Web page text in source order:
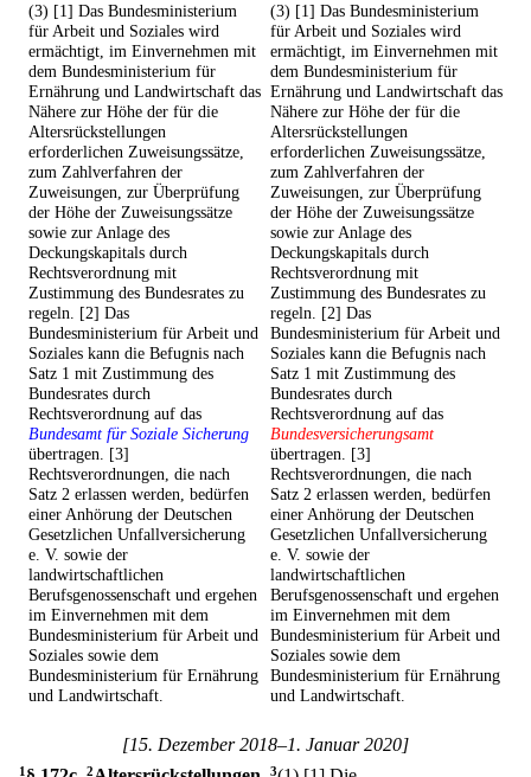
(3) [1] Das Bundesministerium
für Arbeit und Soziales wird
ermächtigt, im Einvernehmen mit
dem Bundesministerium für
Ernährung und Landwirtschaft das
Nähere zur Höhe der für die
Altersrückstellungen
erforderlichen Zuweisungssätze,
zum Zahlverfahren der
Zuweisungen, zur Überprüfung
der Höhe der Zuweisungssätze
sowie zur Anlage des
Deckungskapitals durch
Rechtsverordnung mit
Zustimmung des Bundesrates zu
regeln. [2] Das
Bundesministerium für Arbeit und
Soziales kann die Befugnis nach
Satz 1 mit Zustimmung des
Bundesrates durch
Rechtsverordnung auf das
Bundesamt für Soziale Sicherung
übertragen. [3]
Rechtsverordnungen, die nach
Satz 2 erlassen werden, bedürfen
einer Anhörung der Deutschen
Gesetzlichen Unfallversicherung
e. V. sowie der
landwirtschaftlichen
Berufsgenossenschaft und ergehen
im Einvernehmen mit dem
Bundesministerium für Arbeit und
Soziales sowie dem
Bundesministerium für Ernährung
und Landwirtschaft.
(3) [1] Das Bundesministerium
für Arbeit und Soziales wird
ermächtigt, im Einvernehmen mit
dem Bundesministerium für
Ernährung und Landwirtschaft das
Nähere zur Höhe der für die
Altersrückstellungen
erforderlichen Zuweisungssätze,
zum Zahlverfahren der
Zuweisungen, zur Überprüfung
der Höhe der Zuweisungssätze
sowie zur Anlage des
Deckungskapitals durch
Rechtsverordnung mit
Zustimmung des Bundesrates zu
regeln. [2] Das
Bundesministerium für Arbeit und
Soziales kann die Befugnis nach
Satz 1 mit Zustimmung des
Bundesrates durch
Rechtsverordnung auf das
Bundesversicherungsamt
übertragen. [3]
Rechtsverordnungen, die nach
Satz 2 erlassen werden, bedürfen
einer Anhörung der Deutschen
Gesetzlichen Unfallversicherung
e. V. sowie der
landwirtschaftlichen
Berufsgenossenschaft und ergehen
im Einvernehmen mit dem
Bundesministerium für Arbeit und
Soziales sowie dem
Bundesministerium für Ernährung
und Landwirtschaft.
[15. Dezember 2018–1. Januar 2020]
1 2 3